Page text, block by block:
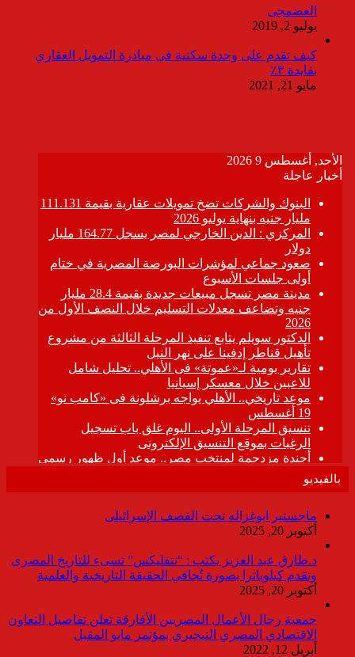
العضمجى
يوليو 2, 2019
كيف تقدم على وحدة سكنية فى مبادرة التمويل العقاري
بفايدة ٣٪
مايو 21, 2021
بالفيديو
ماجستير ابوغزاله تحت القصف الإسرائيلى
أكتوبر 20, 2025
د.طارق عبد العزيز يكتب : “نتفليكس” تسىء للتاريخ المصرى
وتقدم كيلوباترا بصورة تُجافي الحقيقة التاريخية والعلمية
أكتوبر 20, 2025
جمعية رجال الأعمال المصريين الأفارقة تعلن تفاصيل التعاون
الاقتصادي المصري النيجيري بمؤتمر مايو المقبل
أبريل 12, 2022